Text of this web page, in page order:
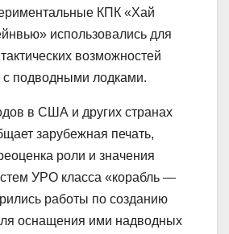
КПК «Хай
использовались для
возможностей
с подводными лодками.
в США и других странах
зарубежная печать,
роли и значения
УРО класса «корабль —
работы по созданию
оснащения ими надводных